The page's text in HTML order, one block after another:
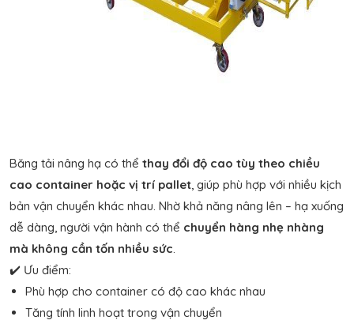
Băng tải nâng hạ có thể thay đổi độ cao tùy theo chiều
cao container hoặc vị trí pallet, giúp phù hợp với nhiều kịch
bản vận chuyển khác nhau. Nhờ khả năng nâng lên – hạ xuống
dễ dàng, người vận hành có thể chuyển hàng nhẹ nhàng
mà không cần tốn nhiều sức.
✔️ Ưu điểm:
Phù hợp cho container có độ cao khác nhau
Tăng tính linh hoạt trong vận chuyển